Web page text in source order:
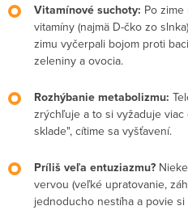
Vitamínové suchoty: Po
vitamíny (najmä D-čko zo
zimu vyčerpali bojom proti
zeleniny a ovocia.
Rozhýbanie metabolizmu:
zrýchľuje a to si vyžaduje
sklade", cítime sa vyšťavení.
Príliš veľa entuziazmu?
vervou (veľké upratovanie,
jednoducho nestíha a povie si